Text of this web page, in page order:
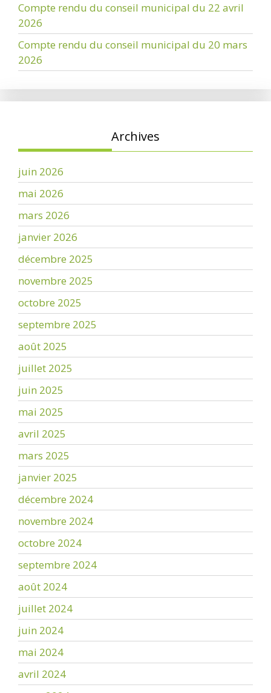
Compte rendu du conseil municipal du 22 avril
2026
Compte rendu du conseil municipal du 20 mars
2026
Archives
juin 2026
mai 2026
mars 2026
janvier 2026
décembre 2025
novembre 2025
octobre 2025
septembre 2025
août 2025
juillet 2025
juin 2025
mai 2025
avril 2025
mars 2025
janvier 2025
décembre 2024
novembre 2024
octobre 2024
septembre 2024
août 2024
juillet 2024
juin 2024
mai 2024
avril 2024